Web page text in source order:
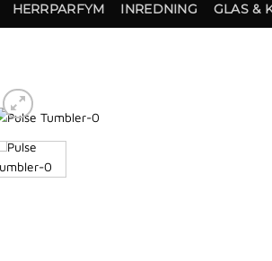
HERRPARFYM INREDNING GLAS &